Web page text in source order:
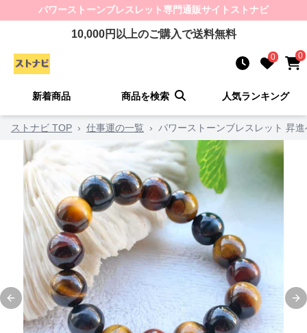
パワーストーンブレスレット専門通販サイト ストナビ
10,000円以上のご購入で送料無料
0 0
新着商品 商品を検索 人気ランキング
ストナビ TOP › 仕事運の一覧 › パワーストーンブレスレット 昇
Previous slide